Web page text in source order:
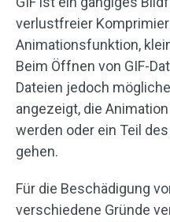
verlustfreier
Animationsfunktion,
Beim Öffnen von GIF-
Dateien jedoch
angezeigt, die
werden oder ein Teil
gehen.
Für die Beschädigung
verschiedene Gründe